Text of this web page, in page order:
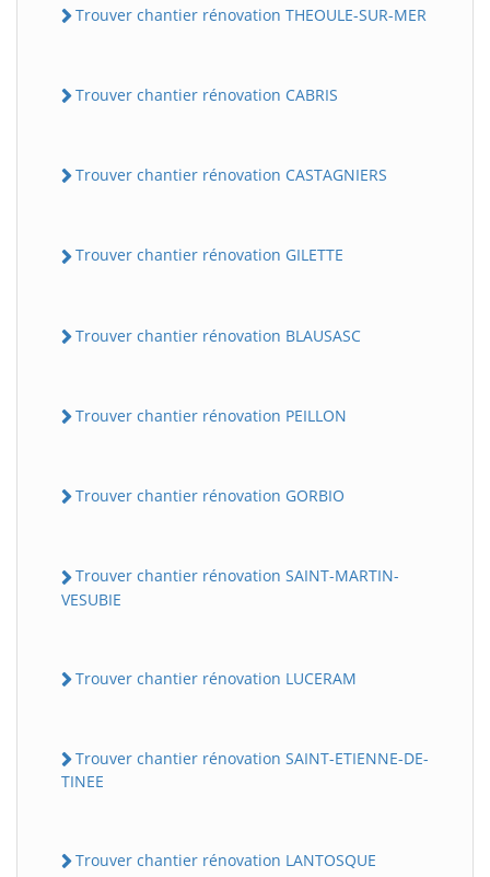
Trouver chantier rénovation THEOULE-SUR-MER
Trouver chantier rénovation CABRIS
Trouver chantier rénovation CASTAGNIERS
Trouver chantier rénovation GILETTE
Trouver chantier rénovation BLAUSASC
Trouver chantier rénovation PEILLON
Trouver chantier rénovation GORBIO
Trouver chantier rénovation SAINT-MARTIN-
VESUBIE
Trouver chantier rénovation LUCERAM
Trouver chantier rénovation SAINT-ETIENNE-DE-
TINEE
Trouver chantier rénovation LANTOSQUE